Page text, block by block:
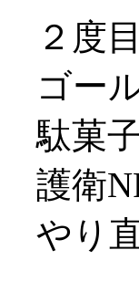
２度
ゴー
駄菓
護衛
やり